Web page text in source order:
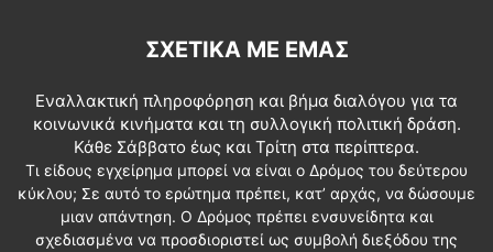
ΣΧΕΤΙΚΆ ΜΕ ΕΜΆΣ
Εναλλακτική πληροφόρηση και βήμα διαλόγου για τα
κοινωνικά κινήματα και τη συλλογική πολιτική δράση.
Κάθε Σάββατο έως και Τρίτη στα περίπτερα.
Τι είδους εγχείρημα μπορεί να είναι ο Δρόμος του δεύτερου
κύκλου; Σε αυτό το ερώτημα πρέπει, κατ’ αρχάς, να δώσουμε
μιαν απάντηση. Ο Δρόμος πρέπει ενσυνείδητα και
σχεδιασμένα να προσδιοριστεί ως συμβολή διεξόδου της